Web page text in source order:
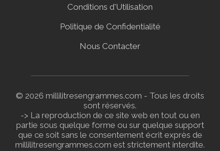
Conditions d'Utilisation
Politique de Confidentialité
Nous Contacter
© 2026 millilitresengrammes.com - Tous les droits
sont réservés.
-> La reproduction de ce site web en tout ou en
partie sous quelque forme ou sur quelque support
que ce soit sans le consentement écrit exprès de
millilitresengrammes.com est strictement interdite.